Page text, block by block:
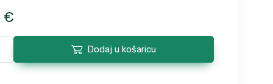
€
Dodaj u košaricu